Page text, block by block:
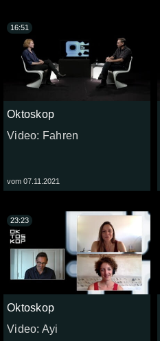
Oktoskop
Video: Fahren
vom 07.11.2021
16:51
Oktoskop
Video: Ayi
23:23